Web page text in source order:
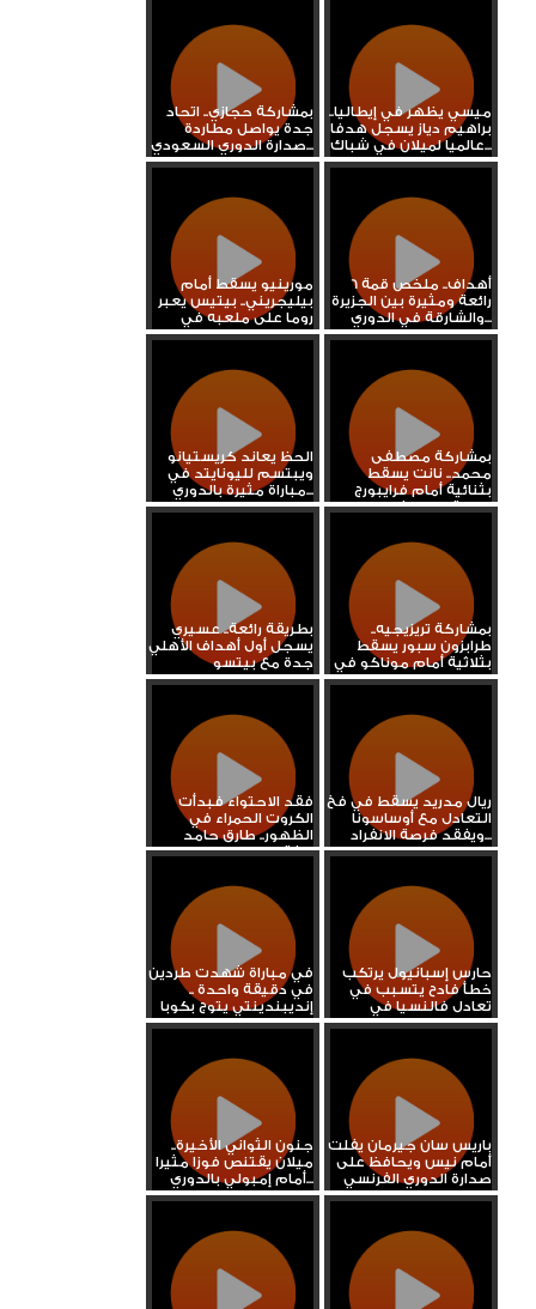
ميسي يظهر في إيطاليا..
براهيم دياز يسجل هدفا
عالميا لميلان في شباك...
بمشاركة حجازي.. اتحاد
جدة يواصل مطاردة
صدارة الدوري السعودي...
6 أهداف.. ملخص قمة
رائعة ومثيرة بين الجزيرة
والشارقة في الدوري...
مورينيو يسقط أمام
بيليجريني.. بيتيس يعبر
روما على ملعبه في
الدوري...
بمشاركة مصطفى
محمد.. نانت يسقط
بثنائية أمام فرايبورج
ويعقد موقفه...
الحظ يعاند كريستيانو
ويبتسم لليونايتد في
مباراة مثيرة بالدوري...
بمشاركة تريزيجيه..
طرابزون سبور يسقط
بثلاثية أمام موناكو في
الدوري...
بطريقة رائعة.. عسيري
يسجل أول أهداف الأهلي
جدة مع بيتسو
موسيماني
ريال مدريد يسقط في فخ
التعادل مع أوساسونا
ويفقد فرصة الانفراد...
فقد الاحتواء فبدأت
الكروت الحمراء في
الظهور.. طارق حامد
يفقد...
حارس إسبانيول يرتكب
خطأ فادح يتسبب في
تعادل فالنسيا في
الوقت...
في مباراة شهدت طردين
في دقيقة واحدة ..
إنديبندينتي يتوج بكوبا
سود...
باريس سان جيرمان يفلت
أمام نيس ويحافظ على
صدارة الدوري الفرنسي
جنون الثواني الأخيرة..
ميلان يقتنص فوزا مثيرا
أمام إمبولي بالدوري...